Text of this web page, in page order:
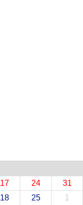
17 24 31
18 25 1